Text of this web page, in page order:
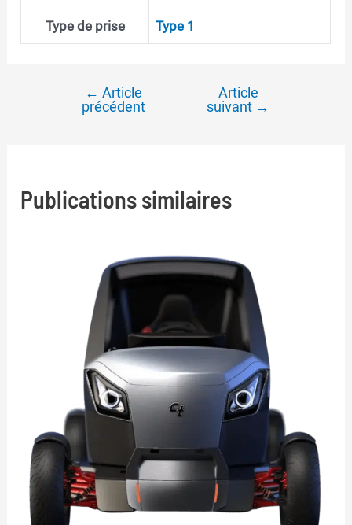
Type de prise Type 1
Navigation
← Article
précédent
Article
suivant →
Publications similaires